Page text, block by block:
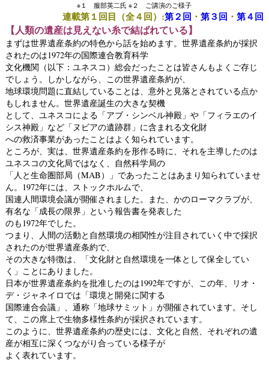
※１ 服部英二氏※２ ご講演のご様子
連載第１回目（全４回）:第２回 ・ 第３回 ・ 第４回
【人類の遺産は見えない糸で結ばれている】
まずは世界遺産条約の特色から話を始めます。世界遺産条約が採択
されたのは1972年の国際連合教育科学
文化機関（以下：ユネスコ）総会だったことは皆さんもよくご存じ
でしょう。しかしながら、この世界遺産条約が、
地球環境問題に直結していることは、意外と見落とされている点か
もしれません。世界遺産誕生の大きな契機
として、ユネスコによる「アブ・シンベル神殿」や「フィラエのイ
シス神殿」など「ヌビアの遺跡群」に含まれる文化財
への救済事業があったことはよく知られています。
ところが、実は、世界遺産条約を形作る時に、それを主導したのは
ユネスコの文化局ではなく、自然科学局の
「人と生命圏部局（MAB）」であったことはあまり知られていませ
ん。1972年には、ストックホルムで、
国連人間環境会議が開催されました。また、かのローマクラブが、
有名な「成長の限界」という報告書を発表した
のも1972年でした。
つまり、人間の活動と自然環境の相関性が注目されていく中で採択
されたのが世界遺産条約で、
その大きな特徴は、「文化財と自然環境を一体として保全してい
く」ことにありました。
日本が世界遺産条約を批准したのは1992年ですが、この年、リオ・
デ・ジャネイロでは「環境と開発に関する
国際連合会議」、通称「地球サミット」が開催されています。そし
て、この席上で生物多様性条約が採択されています。
このように、世界遺産条約の歴史には、文化と自然、それぞれの遺
産が相互に深くつながり合っている様子が
よく表れています。